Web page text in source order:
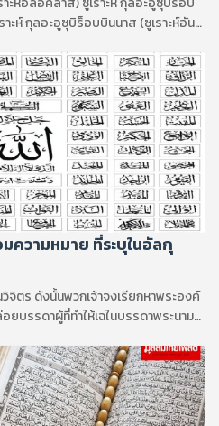
าะห์ กุลอะอูซุบิร็อบบินนาส (ซูเราะห์อัน
ความหมาย ที่ระบุในอัลกุ
ตร ดังนั้นพวกเจ้าจงเรียกหาพระองค์
ยบรรดาผู้ที่ทำให้เฉในบรรดาพระนาม